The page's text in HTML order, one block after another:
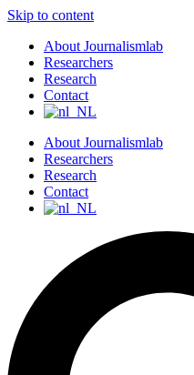
Skip to content
About Journalismlab
Researchers
Research
Contact
About Journalismlab
Researchers
Research
Contact